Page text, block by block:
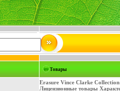
Товары
Erasure Vince Clarke
Лицензионные товары